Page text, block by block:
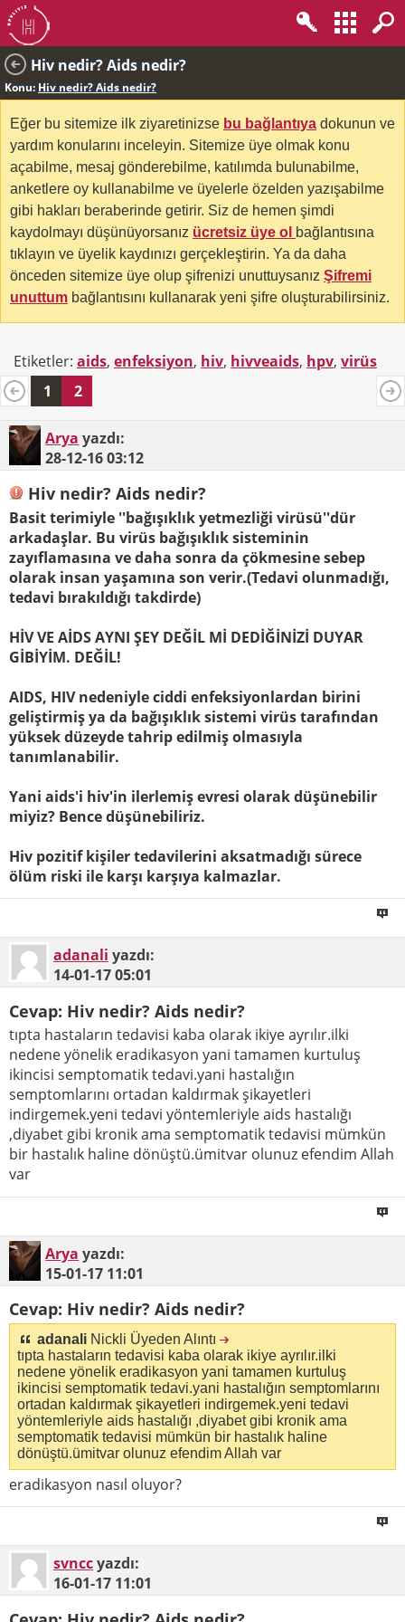
Hiv nedir? Aids nedir?
Konu: Hiv nedir? Aids nedir?
Eğer bu sitemize ilk ziyaretinizse bu bağlantıya dokunun ve
yardım konularını inceleyin. Sitemize üye olmak konu
açabilme, mesaj gönderebilme, katılımda bulunabilme,
anketlere oy kullanabilme ve üyelerle özelden yazışabilme
gibi hakları beraberinde getirir. Siz de hemen şimdi
kaydolmayı düşünüyorsanız ücretsiz üye ol bağlantısına
tıklayın ve üyelik kaydınızı gerçekleştirin. Ya da daha
önceden sitemize üye olup şifrenizi unuttuysanız Şifremi
unuttum bağlantısını kullanarak yeni şifre oluşturabilirsiniz.
Etiketler: aids, enfeksiyon, hiv, hivveaids, hpv, virüs
1
2
Arya yazdı:
28-12-1603:12
Hiv nedir? Aids nedir?
Basit terimiyle ''bağışıklık yetmezliği virüsü''dür
arkadaşlar. Bu virüs bağışıklık sisteminin
zayıflamasına ve daha sonra da çökmesine sebep
olarak insan yaşamına son verir.(Tedavi olunmadığı,
tedavi bırakıldığı takdirde)
HİV VE AİDS AYNI ŞEY DEĞİL Mİ DEDİĞİNİZİ DUYAR
GİBİYİM. DEĞİL!
AIDS, HIV nedeniyle ciddi enfeksiyonlardan birini
geliştirmiş ya da bağışıklık sistemi virüs tarafından
yüksek düzeyde tahrip edilmiş olmasıyla
tanımlanabilir.
Yani aids'i hiv'in ilerlemiş evresi olarak düşünebilir
miyiz? Bence düşünebiliriz.
Hiv pozitif kişiler tedavilerini aksatmadığı sürece
ölüm riski ile karşı karşıya kalmazlar.
adanali yazdı:
14-01-1705:01
Cevap: Hiv nedir? Aids nedir?
tıpta hastaların tedavisi kaba olarak ikiye ayrılır.ilki
nedene yönelik eradikasyon yani tamamen kurtuluş
ikincisi semptomatik tedavi.yani hastalığın
semptomlarını ortadan kaldırmak şikayetleri
indirgemek.yeni tedavi yöntemleriyle aids hastalığı
,diyabet gibi kronik ama semptomatik tedavisi mümkün
bir hastalık haline dönüştü.ümitvar olunuz efendim Allah
var
Arya yazdı:
15-01-17 11:01
Cevap: Hiv nedir? Aids nedir?
adanali Nickli Üyeden Alıntı
tıpta hastaların tedavisi kaba olarak ikiye ayrılır.ilki
nedene yönelik eradikasyon yani tamamen kurtuluş
ikincisi semptomatik tedavi.yani hastalığın semptomlarını
ortadan kaldırmak şikayetleri indirgemek.yeni tedavi
yöntemleriyle aids hastalığı ,diyabet gibi kronik ama
semptomatik tedavisi mümkün bir hastalık haline
dönüştü.ümitvar olunuz efendim Allah var
eradikasyon nasıl oluyor?
svnccyazdı:
16-01-17 11:01